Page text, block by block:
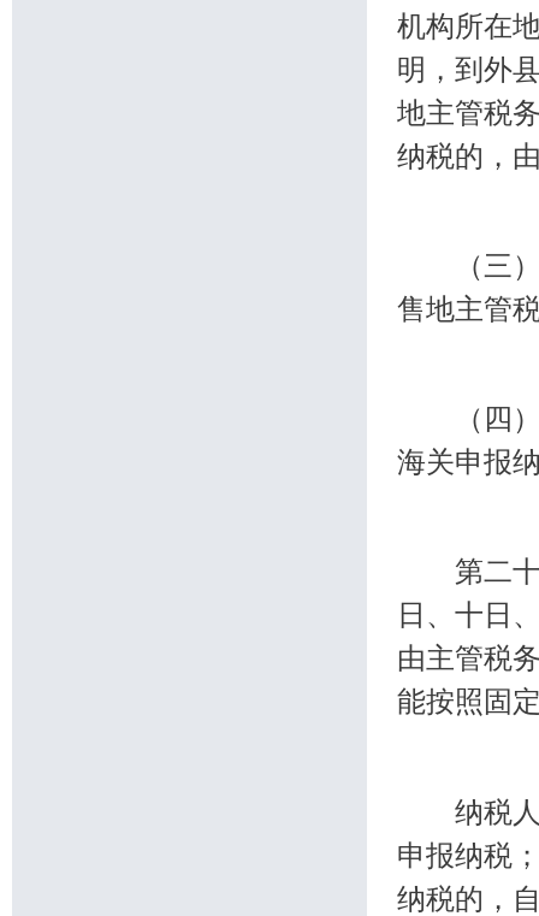
机构所在
明，到外
地主管税
纳税的，
（三）
售地主管
（四）
海关申报
第二十
日、十日
由主管税
能按照固
纳税人
申报纳税
纳税的，